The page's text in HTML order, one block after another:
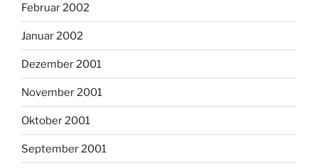
Februar 2002
Januar 2002
Dezember 2001
November 2001
Oktober 2001
September 2001